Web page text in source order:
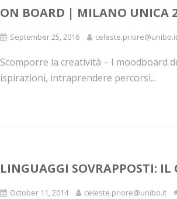
ON BOARD | MILANO UNICA
September 25, 2016 celeste.priore@unibo.it
Scomporre la creatività – I moodboard
ispirazioni, intraprendere percorsi...
LINGUAGGI SOVRAPPOSTI:
October 11, 2014 celeste.priore@unibo.it